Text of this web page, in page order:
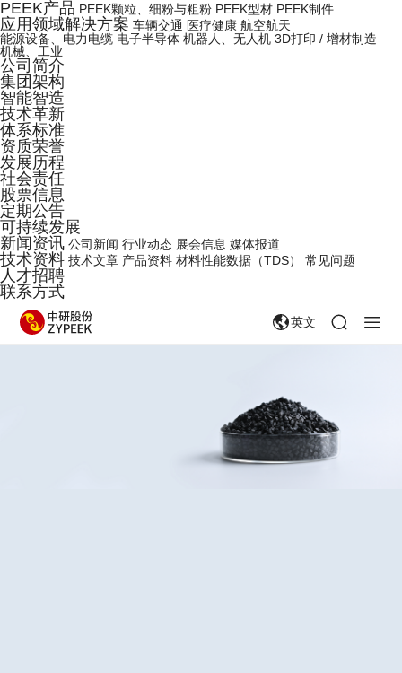
PEEK产品 PEEK颗粒、细粉与粗粉 PEEK型材 PEEK制件
应用领域解决方案 车辆交通 医疗健康 航空航天
能源设备、电力电缆 电子半导体 机器人、无人机 3D打印 / 增材制造
机械、工业
公司简介
集团架构
智能智造
技术革新
体系标准
资质荣誉
发展历程
社会责任
股票信息
定期公告
可持续发展
新闻资讯 公司新闻 行业动态 展会信息 媒体报道
技术资料 技术文章 产品资料 材料性能数据（TDS） 常见问题
人才招聘
联系方式
英文